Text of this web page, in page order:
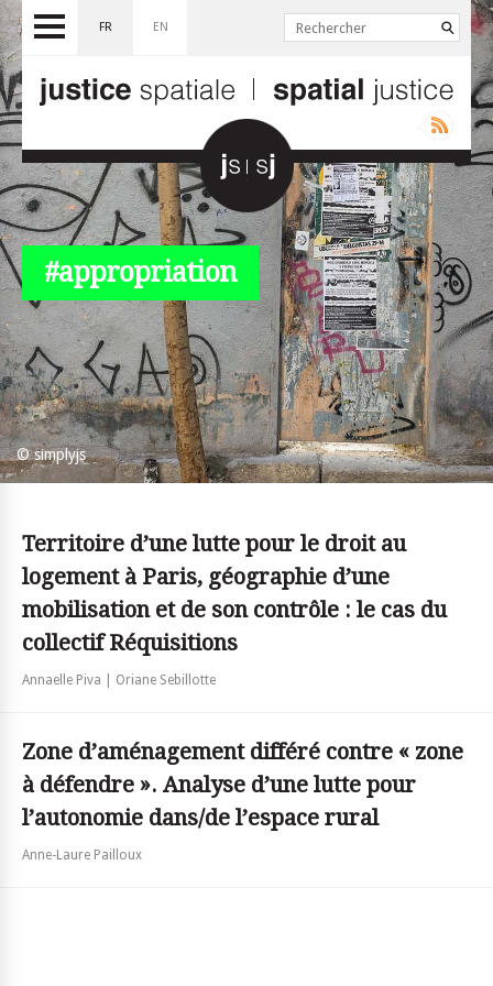
© simplyjs
FR EN
#appropriation
Territoire d’une lutte pour le droit au
logement à Paris, géographie d’une
mobilisation et de son contrôle : le cas du
collectif Réquisitions
Annaelle Piva | Oriane Sebillotte
Zone d’aménagement différé contre « zone
à défendre ». Analyse d’une lutte pour
l’autonomie dans/de l’espace rural
Anne-Laure Pailloux